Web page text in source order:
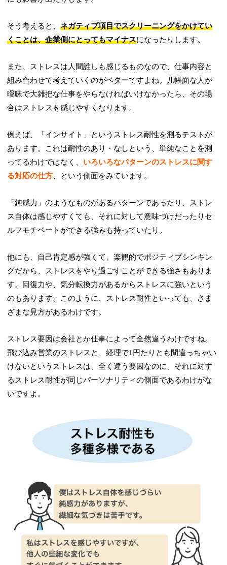
そう考えると、ネガティブ項目でスクリーニングをかけてい
くことは、企業側にとってもマイナスになったりします。
また、ストレスは人間誰しも感じるものなので、仕事内容と
組み合わせて考えていくのがベターですよね。几帳面な人が
曖昧で大雑把な仕事をやらなければいけなかったら、その場
合はストレスを感じやすくなります。
例えば、「インサイト」というストレス耐性を測るテストが
あります。これは耐性のあり・なしという、単純なことを測
ってるわけではなく、 いろいろなパターンのストレスに関す
る対応の仕方 、という側面をみています。
「鈍感力」のようなものがあるパターンであったり、ストレ
ス自体は感じやすくても、それに対して意味づけだったりセ
ルフモチベートができる強みも持っていたり。
他にも、自己肯定感が強くて、楽観的でポジティブシンキン
グだから、ストレスをやり過ごすことができる強さもありま
す。回復力や、気分転換力があるからストレスに強いという
のもあります。このように、ストレス耐性といっても、さま
ざまな見方があるわけです。
ストレス要因は会社とか仕事によって全然違うわけですね。
飛び込み営業のストレスと、経理で1円たりとも間違っちゃい
けないというストレスは、全く違う要因なのに、それに対す
るストレス耐性が同じパーソナリティの側面であるわけがな
いですよ。